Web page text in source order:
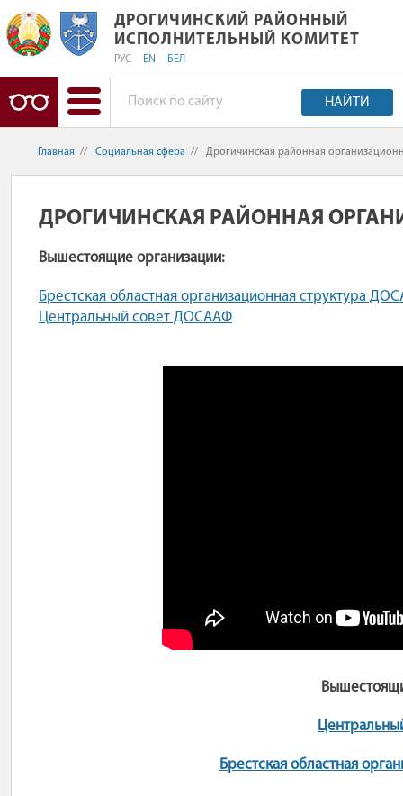
ДРОГИЧИНСКИЙ РАЙОННЫЙ
ДРОГИЧИНСКИЙ РАЙОННЫЙ
ИСПОЛНИТЕЛЬНЫЙ КОМИТЕТ
РУС EN БЕЛ
НАЙТИ
Главная // Социальная сфера // Дрогичинская районная
ДРОГИЧИНСКАЯ РАЙОННАЯ
Вышестоящие организации:
Брестская областная организационная структура
Центральный совет ДОСААФ
Брестская областная